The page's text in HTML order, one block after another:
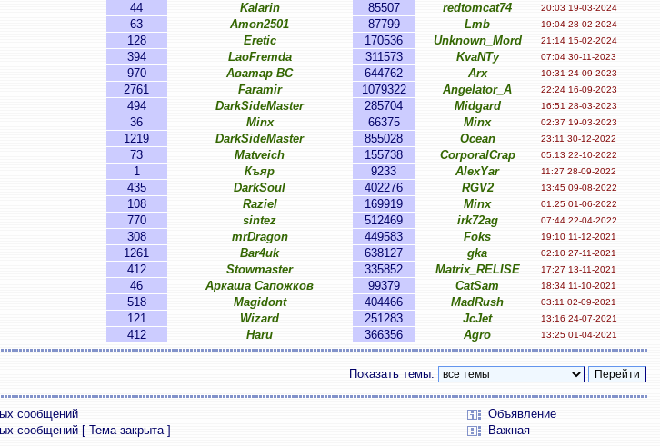
44 Kalarin 85507 redtomcat74 20:03 19-03-2024
63 Amon2501 87799 Lmb 19:04 28-02-2024
128 Eretic 170536 Unknown_Mord 21:14 15-02-2024
394 LaoFremda 311573 KvaNTy 07:04 30-11-2023
970 Аватар ВС 644762 Arx 10:31 24-09-2023
2761 Faramir 1079322 Angelator_A 22:24 16-09-2023
494 DarkSideMaster 285704 Midgard 16:51 28-03-2023
36 Minx 66375 Minx 02:37 19-03-2023
1219 DarkSideMaster 855028 Ocean 23:11 30-12-2022
73 Matveich 155738 CorporalCrap 05:13 22-10-2022
1 Къяр 9233 AlexYar 11:27 28-09-2022
435 DarkSoul 402276 RGV2 13:45 09-08-2022
108 Raziel 169919 Minx 01:25 01-06-2022
770 sintez 512469 irk72ag 07:44 22-04-2022
308 mrDragon 449583 Foks 19:10 11-12-2021
1261 Bar4uk 638127 gka 02:10 27-11-2021
412 Stowmaster 335852 Matrix_RELISE 17:27 13-11-2021
46 Аркаша Сапожков 99379 CatSam 18:34 11-10-2021
518 Magidont 404466 MadRush 03:11 02-09-2021
121 Wizard 251283 JcJet 13:16 24-07-2021
412 Haru 366356 Agro 13:25 01-04-2021
Показать темы:
сообщений
Объявление
сообщений [ Тема закрыта ]
Важная